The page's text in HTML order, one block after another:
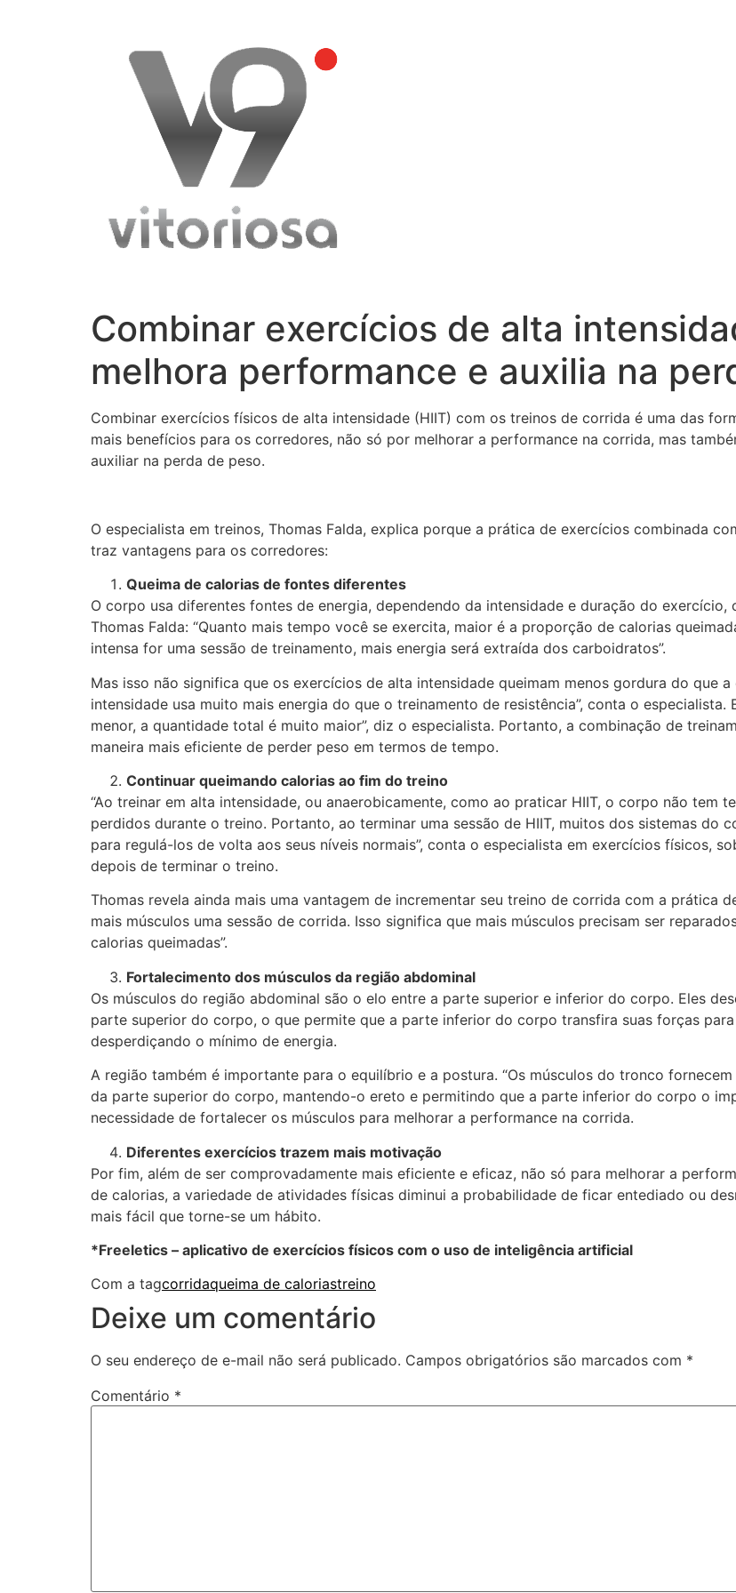
Combinar exercícios de alta
melhora performance e auxilia na
Combinar exercícios físicos de alta intensidade (HIIT) com os treinos de corrida é uma das
mais benefícios para os corredores, não só por melhorar a performance na corrida, mas
auxiliar na perda de peso.
O especialista em treinos, Thomas Falda, explica porque a prática de exercícios combinada
traz vantagens para os corredores:
Queima de calorias de fontes diferentes
O corpo usa diferentes fontes de energia, dependendo da intensidade e duração do exercício,
Thomas Falda: “Quanto mais tempo você se exercita, maior é a proporção de calorias
intensa for uma sessão de treinamento, mais energia será extraída dos carboidratos”.
Mas isso não significa que os exercícios de alta intensidade queimam menos gordura do que
intensidade usa muito mais energia do que o treinamento de resistência”, conta o
menor, a quantidade total é muito maior”, diz o especialista. Portanto, a combinação de
maneira mais eficiente de perder peso em termos de tempo.
Continuar queimando calorias ao fim do treino
“Ao treinar em alta intensidade, ou anaerobicamente, como ao praticar HIIT, o corpo não tem
perdidos durante o treino. Portanto, ao terminar uma sessão de HIIT, muitos dos sistemas do
para regulá-los de volta aos seus níveis normais”, conta o especialista em exercícios físicos,
depois de terminar o treino.
Thomas revela ainda mais uma vantagem de incrementar seu treino de corrida com a prática
mais músculos uma sessão de corrida. Isso significa que mais músculos precisam ser
calorias queimadas”.
Fortalecimento dos músculos da região abdominal
Os músculos do região abdominal são o elo entre a parte superior e inferior do corpo. Eles
parte superior do corpo, o que permite que a parte inferior do corpo transfira suas forças
desperdiçando o mínimo de energia.
A região também é importante para o equilíbrio e a postura. “Os músculos do tronco
da parte superior do corpo, mantendo-o ereto e permitindo que a parte inferior do corpo o
necessidade de fortalecer os músculos para melhorar a performance na corrida.
Diferentes exercícios trazem mais motivação
Por fim, além de ser comprovadamente mais eficiente e eficaz, não só para melhorar a
de calorias, a variedade de atividades físicas diminui a probabilidade de ficar entediado ou
mais fácil que torne-se um hábito.
*Freeletics – aplicativo de exercícios físicos com o uso de inteligência artificial
Com a tagcorridaqueima de caloriastreino
Deixe um comentário
O seu endereço de e-mail não será publicado. Campos obrigatórios são marcados com *
Comentário *